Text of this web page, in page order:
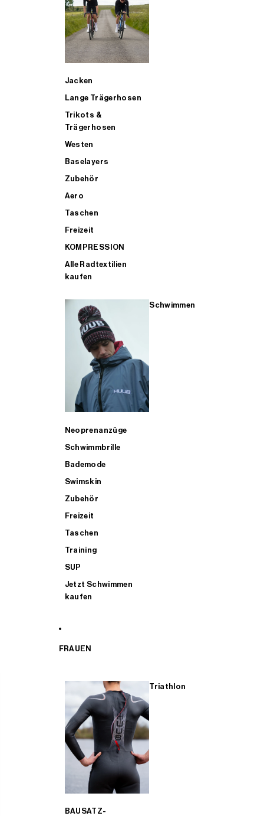
Jacken
Lange Trägerhosen
Trikots &
Trägerhosen
Westen
Baselayers
Zubehör
Aero
Taschen
Freizeit
KOMPRESSION
Alle Radtextilien
kaufen
Schwimmen
Neoprenanzüge
Schwimmbrille
Bademode
Swimskin
Zubehör
Freizeit
Taschen
Training
SUP
Jetzt Schwimmen
kaufen
FRAUEN
Triathlon
BAUSATZ-
ALLE TRIATHLONARTIKEL FÜR MÄNNER KAUFEN